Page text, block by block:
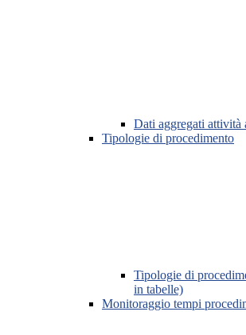
Dati aggregati attività
Tipologie di procedimento
Tipologie di
in tabelle)
Monitoraggio tempi